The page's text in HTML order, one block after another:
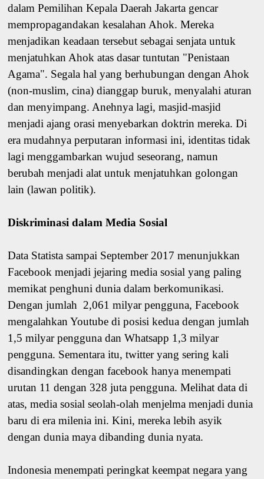
dalam Pemilihan Kepala Daerah Jakarta gencar
mempropagandakan kesalahan Ahok. Mereka
menjadikan keadaan tersebut sebagai senjata untuk
menjatuhkan Ahok atas dasar tuntutan "Penistaan
Agama". Segala hal yang berhubungan dengan Ahok
(non-muslim, cina) dianggap buruk, menyalahi aturan
dan menyimpang. Anehnya lagi, masjid-masjid
menjadi ajang orasi menyebarkan doktrin mereka. Di
era mudahnya perputaran informasi ini, identitas tidak
lagi menggambarkan wujud seseorang, namun
berubah menjadi alat untuk menjatuhkan golongan
lain (lawan politik).
Diskriminasi dalam Media Sosial
Data Statista sampai September 2017 menunjukkan
Facebook menjadi jejaring media sosial yang paling
memikat penghuni dunia dalam berkomunikasi.
Dengan jumlah 2,061 milyar pengguna, Facebook
mengalahkan Youtube di posisi kedua dengan jumlah
1,5 milyar pengguna dan Whatsapp 1,3 milyar
pengguna. Sementara itu, twitter yang sering kali
disandingkan dengan facebook hanya menempati
urutan 11 dengan 328 juta pengguna. Melihat data di
atas, media sosial seolah-olah menjelma menjadi dunia
baru di era milenia ini. Kini, mereka lebih asyik
dengan dunia maya dibanding dunia nyata.
Indonesia menempati peringkat keempat negara yang